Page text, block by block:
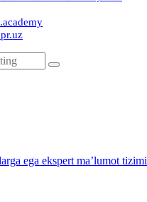
ega ekspert ma’lumot tizimi